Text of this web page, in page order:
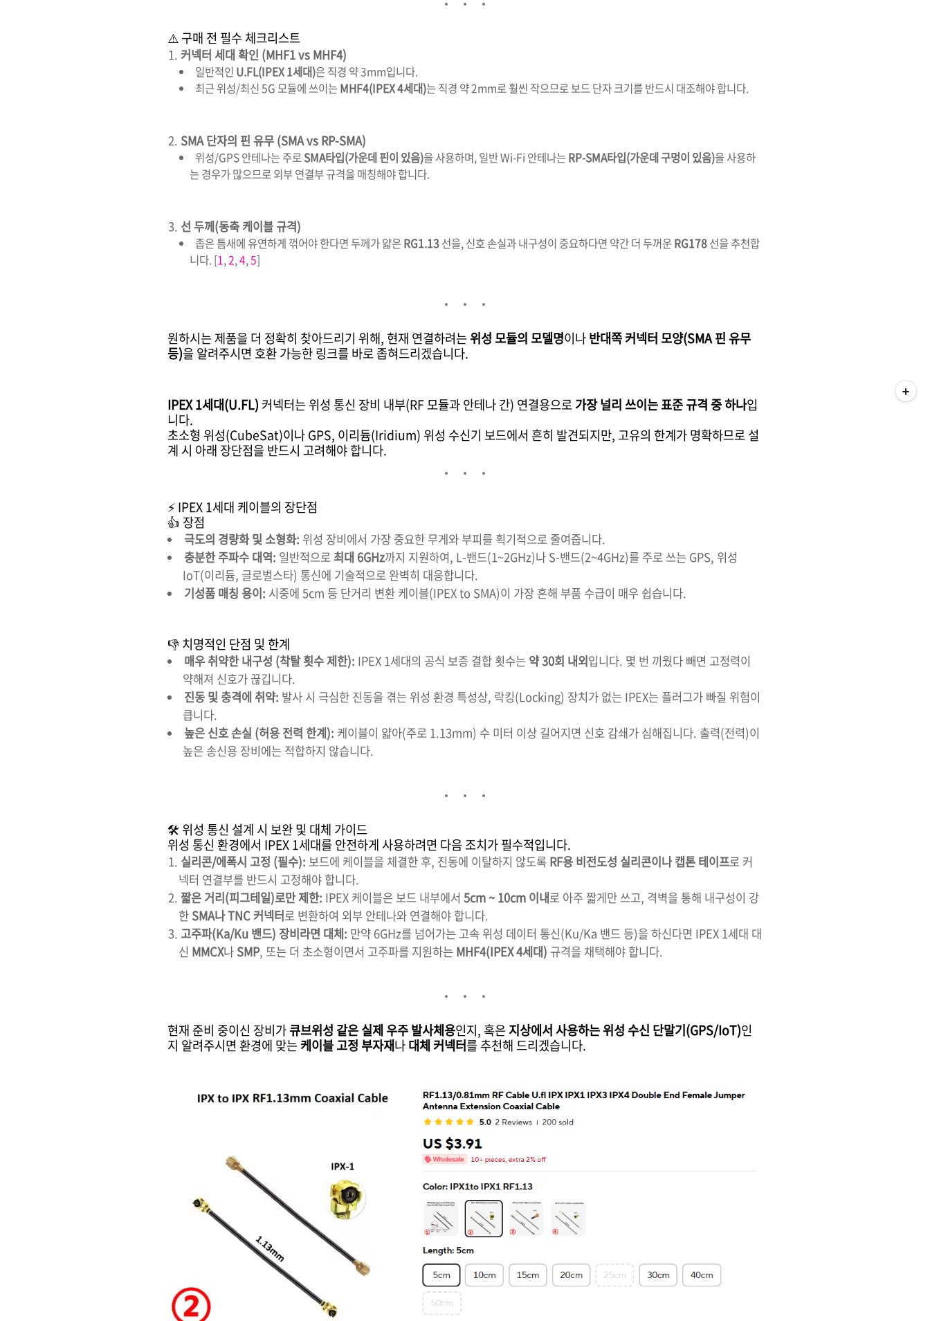
⚠️ 구매 전 필수 체크리스트
커넥터 세대 확인 (MHF1 vs MHF4)
일반적인 U.FL(IPEX 1세대)은 직경 약 3mm입니다.
최근 위성/최신 5G 모듈에 쓰이는MHF4(IPEX 4세대)는 직경 약 2mm로 훨씬 작으므로 보드 단자 크기를 반드시 대조해야 합니다.
SMA 단자의 핀 유무 (SMA vs RP-SMA)
위성/GPS 안테나는 주로SMA타입(가운데 핀이 있음)을 사용하며, 일반 Wi-Fi 안테나는RP-SMA타입(가운데 구멍이 있음)을 사용하
는 경우가 많으므로 외부 연결부 규격을 매칭해야 합니다.
선 두께(동축 케이블 규격)
좁은 틈새에 유연하게 꺾어야 한다면 두께가 얇은RG1.13선을, 신호 손실과 내구성이 중요하다면 약간 더 두꺼운RG178선을 추천합
니다. [1,2,4,5]
원하시는 제품을 더 정확히 찾아드리기 위해, 현재 연결하려는위성 모듈의 모델명이나반대쪽 커넥터 모양(SMA 핀 유무
등)을 알려주시면 호환 가능한 링크를 바로 좁혀드리겠습니다.
IPEX 1세대(U.FL) 커넥터는 위성 통신 장비 내부(RF 모듈과 안테나 간) 연결용으로가장 널리 쓰이는 표준 규격 중 하나입
니다.
초소형 위성(CubeSat)이나 GPS, 이리듐(Iridium) 위성 수신기 보드에서 흔히 발견되지만, 고유의 한계가 명확하므로 설
계 시 아래 장단점을 반드시 고려해야 합니다.
⚡ IPEX 1세대 케이블의 장단점
👍 장점
극도의 경량화 및 소형화: 위성 장비에서 가장 중요한 무게와 부피를 획기적으로 줄여줍니다.
충분한 주파수 대역: 일반적으로 최대 6GHz까지 지원하여, L-밴드(1~2GHz)나 S-밴드(2~4GHz)를 주로 쓰는 GPS, 위성
IoT(이리듐, 글로벌스타) 통신에 기술적으로 완벽히 대응합니다.
기성품 매칭 용이: 시중에 5cm 등 단거리 변환 케이블(IPEX to SMA)이 가장 흔해 부품 수급이 매우 쉽습니다.
👎 치명적인 단점 및 한계
매우 취약한 내구성 (착탈 횟수 제한): IPEX 1세대의 공식 보증 결합 횟수는 약 30회 내외입니다. 몇 번 끼웠다 빼면 고정력이
약해져 신호가 끊깁니다.
진동 및 충격에 취약: 발사 시 극심한 진동을 겪는 위성 환경 특성상, 락킹(Locking) 장치가 없는 IPEX는 플러그가 빠질 위험이
큽니다.
높은 신호 손실 (허용 전력 한계): 케이블이 얇아(주로 1.13mm) 수 미터 이상 길어지면 신호 감쇄가 심해집니다. 출력(전력)이
높은 송신용 장비에는 적합하지 않습니다.
🛠️ 위성 통신 설계 시 보완 및 대체 가이드
위성 통신 환경에서 IPEX 1세대를 안전하게 사용하려면 다음 조치가 필수적입니다.
실리콘/에폭시 고정 (필수): 보드에 케이블을 체결한 후, 진동에 이탈하지 않도록 RF용 비전도성 실리콘이나 캡톤 테이프로 커
넥터 연결부를 반드시 고정해야 합니다.
짧은 거리(피그테일)로만 제한: IPEX 케이블은 보드 내부에서 5cm ~ 10cm 이내로 아주 짧게만 쓰고, 격벽을 통해 내구성이 강
한 SMA나 TNC 커넥터로 변환하여 외부 안테나와 연결해야 합니다.
고주파(Ka/Ku 밴드) 장비라면 대체: 만약 6GHz를 넘어가는 고속 위성 데이터 통신(Ku/Ka 밴드 등)을 하신다면 IPEX 1세대 대
신 MMCX나 SMP, 또는 더 초소형이면서 고주파를 지원하는 MHF4(IPEX 4세대) 규격을 채택해야 합니다.
현재 준비 중이신 장비가큐브위성 같은 실제 우주 발사체용인지, 혹은지상에서 사용하는 위성 수신 단말기(GPS/IoT)인
지 알려주시면 환경에 맞는케이블 고정 부자재나대체 커넥터를 추천해 드리겠습니다.